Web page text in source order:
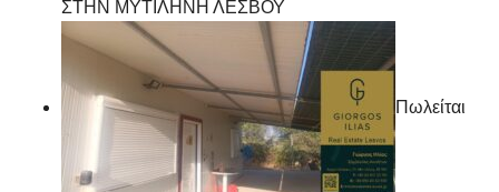
ΣΤΗΝ ΜΥΤΙΛΗΝΗ ΛΕΣΒΟΥ
Πωλείται